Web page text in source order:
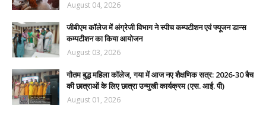
August 04, 2026
जीबीएम कॉलेज में अंग्रेजी विभाग ने स्पीच कम्पटीशन एवं फ्यूजन डान्स
कम्पटीशन का किया आयोजन
August 03, 2026
गौतम बुद्ध महिला कॉलेज, गया में आज नए शैक्षणिक सत्र: 2026-30 बैच
की छात्राओं के लिए छात्रा उन्मुखी कार्यक्रम (एस. आई. पी)
August 01, 2026